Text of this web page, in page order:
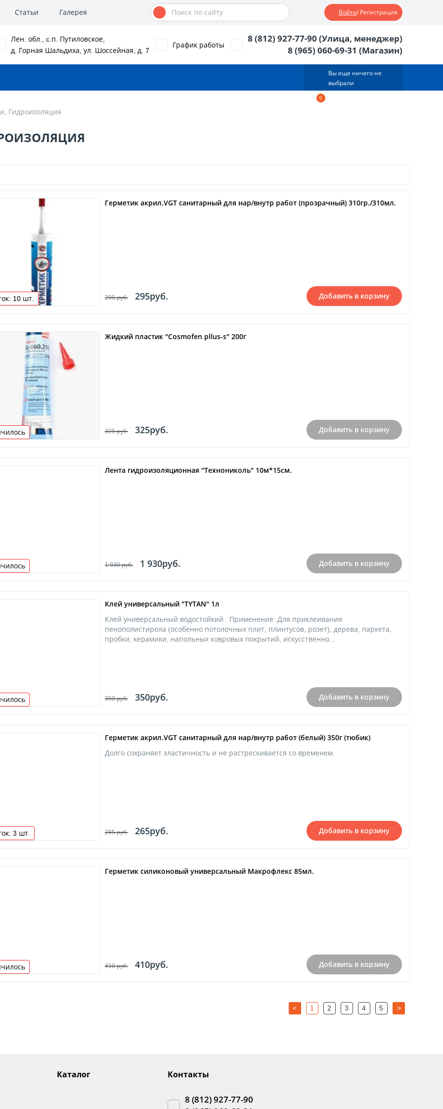
Статьи Галерея Войти/ Регистрация
Лен. обл., c.п. Путиловское,
д. Горная Шальдиха, ул. Шоссейная, д. 7
График работы
8 (812) 927-77-90 (Улица, менеджер)
8 (965) 060-69-31 (Магазин)
Вы еще ничего не
выбрали
0
Гидроизоляция
10шт.
Герметик акрил.VGT санитарный для нар/внутр работ (прозрачный) 310гр./310мл.
295 руб. 295руб. Добавить в корзину
Жидкий пластик "Cosmofen pllus-s" 200г
325 руб. 325руб. Добавить в корзину
Лента гидроизоляционная "Технониколь" 10м*15см.
1 930 руб. 1 930руб. Добавить в корзину
Клей универсальный "TYTAN" 1л
Клей универсальный водостойкий . Применение: Для приклеивания
пенополистирола (особенно потолочных плит, плинтусов, розет), дерева, паркета,
пробки, керамики, напольных ковровых покрытий, искусственно...
350 руб. 350руб. Добавить в корзину
3 шт.
Герметик акрил.VGT санитарный для нар/внутр работ (белый) 350г (тюбик)
Долго сохраняет эластичность и не растрескивается со временем.
265 руб. 265руб. Добавить в корзину
Герметик силиконовый универсальный Макрофлекс 85мл.
410 руб. 410руб. Добавить в корзину
< 1 2 3 4 5 >
Каталог Контакты
8 (812) 927-77-90